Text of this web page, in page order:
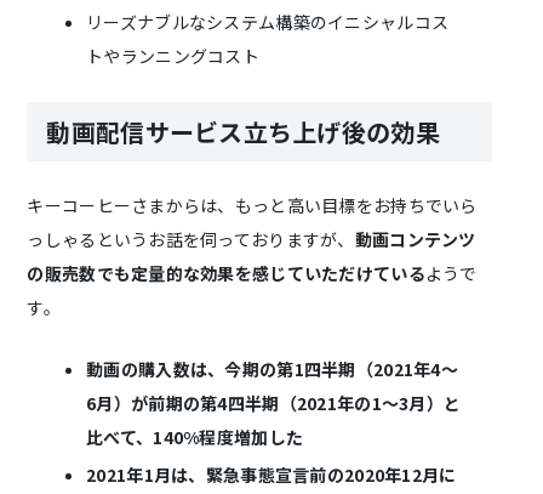
リーズナブルなシステム構築のイニシャルコス
トやランニングコスト
動画配信サービス立ち上げ後の効果
キーコーヒーさまからは、もっと高い目標をお持ちでいら
っしゃるというお話を伺っておりますが、 動画コンテンツ
の販売数でも定量的な効果を感じていただけているようで
す。
動画の購入数は、今期の第1四半期（2021年4～
6月）が前期の第4四半期（2021年の1～3月）と
比べて、140%程度増加した
2021年1月は、緊急事態宣言前の2020年12月に